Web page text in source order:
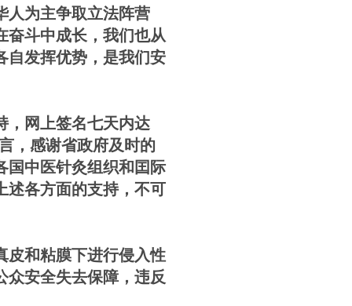
为主争取立法阵营
奋斗中成长，我们也从
自发挥优势，是我们安
网上签名七天内达
，感谢省政府及时的
国中医针灸组织和囯际
述各方面的支持，不可
和粘膜下进行侵入性
众安全失去保障，违反